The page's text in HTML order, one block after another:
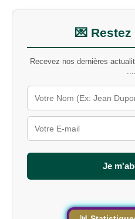
💌
Recevez nos dernières
....
Je